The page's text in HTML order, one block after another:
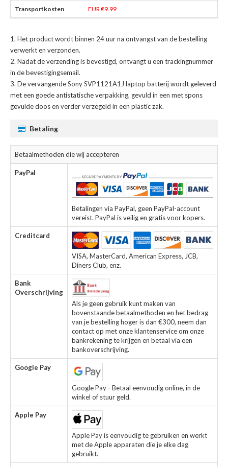
EUR €9.99
Het product wordt binnen 24 uur na ontvangst van de bestelling
verwerkt en verzonden.
Nadat de verzending is bevestigd, ontvangt u een trackingnummer
in de bevestigingsemail.
Devervangende Sony SVP1121A1J laptop batterijwordt geleverd
met een goede antistatische verpakking, gevuld in een met spons
gevulde doos en verder verzegeld in een plastic zak.
Betaling
Betaalmethoden die wij accepteren
PayPal
Betalingen via PayPal, geen PayPal-account
vereist. PayPal is veilig en gratis voor kopers.
Creditcard
VISA, MasterCard, American Express, JCB,
Diners Club, enz.
Bank
Overschrijving
Als je geen gebruik kunt maken van
bovenstaande betaalmethoden en het bedrag
van je bestelling hoger is dan €300, neem dan
contact op met onze klantenservice om onze
bankrekening te krijgen en betaal via een
bankoverschrijving.
Google Pay
Google Pay - Betaal eenvoudig online, in de
winkel of stuur geld.
Apple Pay
Apple Pay is eenvoudig te gebruiken en werkt
met de Apple apparaten die je elke dag
gebruikt.